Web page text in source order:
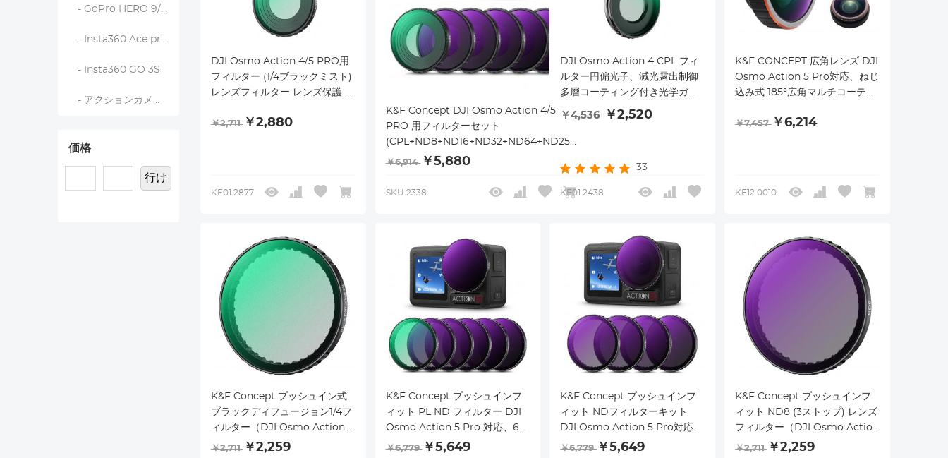
- GoPro HERO 9/10/11/12/13
- Insta360 Ace pro 2
- Insta360 GO 3S
- アクションカメラアクセサリー
価格
行け
DJI Osmo Action 4/5 PRO用
フィルター (1/4ブラックミスト)
レンズフィルター レンズ保護 ソ
過率 プロテクトフィルタ 28層
￥2,711￥2,880
KF01.2877
K&F Concept DJI Osmo Action 4/5
PRO 用フィルターセット
(CPL+ND8+ND16+ND32+ND64+ND256)
NDフィルター 減光フィルター CPLフィル
ター 偏光フィルター レンズ保護 AGC光学
ガラス 高透過率 プロテクトフィルター 減
￥6,914￥5,880
SKU.2338
DJI Osmo Action 4 CPL フィ
ルター円偏光子、減光露出制御
多層コーティング付き光学ガラ
スフィルター
￥4,536 ￥2,520
33
KF01.2438
K&F CONCEPT 広角レンズ DJI
Osmo Action 5 Pro対応、ねじ
込み式 185°広角マルチコーティ
ラアクセサリー Osmo Action
￥7,457￥6,214
KF12.0010
K&F Concept プッシュイン式
ブラックディフュージョン1/4フ
ィルター（DJI Osmo Action 5
Pro用）、Creative Mist シネ
￥2,711￥2,259
K&F Concept プッシュインフ
ィット PL ND フィルター DJI
Osmo Action 5 Pro 対応、6
枚パック PL ND8 ND16 ND32
￥6,779￥5,649
K&F Concept プッシュインフ
ィット NDフィルターキット
DJI Osmo Action 5 Pro対応、
ND8 ND16 ND32 ND64 4枚パ
￥6,779 ￥5,649
K&F Concept プッシュインフ
ィット ND8 (3ストップ) レンズ
フィルター（DJI Osmo Action
5 Pro/Osmo Action 4/Osmo
￥2,711￥2,259